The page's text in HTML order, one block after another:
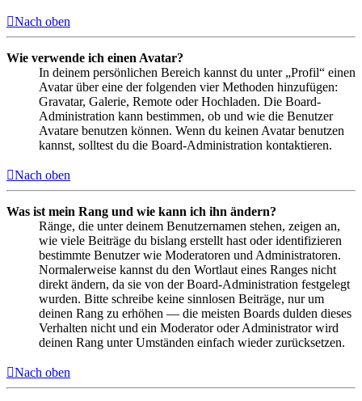
Nach oben
Wie verwende ich einen Avatar?
In deinem persönlichen Bereich kannst du unter „Profil“ einen
Avatar über eine der folgenden vier Methoden hinzufügen:
Gravatar, Galerie, Remote oder Hochladen. Die Board-
Administration kann bestimmen, ob und wie die Benutzer
Avatare benutzen können. Wenn du keinen Avatar benutzen
kannst, solltest du die Board-Administration kontaktieren.
Nach oben
Was ist mein Rang und wie kann ich ihn ändern?
Ränge, die unter deinem Benutzernamen stehen, zeigen an,
wie viele Beiträge du bislang erstellt hast oder identifizieren
bestimmte Benutzer wie Moderatoren und Administratoren.
Normalerweise kannst du den Wortlaut eines Ranges nicht
direkt ändern, da sie von der Board-Administration festgelegt
wurden. Bitte schreibe keine sinnlosen Beiträge, nur um
deinen Rang zu erhöhen — die meisten Boards dulden dieses
Verhalten nicht und ein Moderator oder Administrator wird
deinen Rang unter Umständen einfach wieder zurücksetzen.
Nach oben